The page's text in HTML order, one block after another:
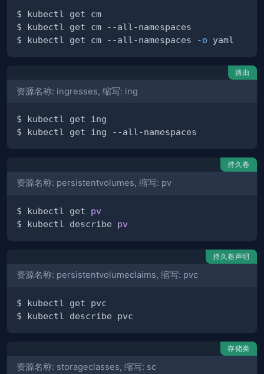
$ kubectl get cm --all-namespaces
-o
路由
资源名称: ingresses, 缩写: ing
持久卷
资源名称: persistentvolumes, 缩写: pv
$ kubectl get pv
$ kubectl describe pv
持久卷声明
资源名称: persistentvolumeclaims, 缩写: pvc
存储类
资源名称: storageclasses, 缩写: sc